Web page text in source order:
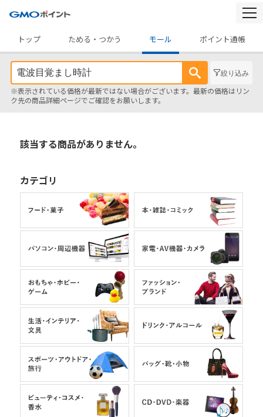
トップ
ためる・つかう モール ポイント通帳
絞り込み
※表示されている価格が最新ではない場合がございます。最新の価格はリン
ク先の商品詳細ページでご確認をお願いします。
該当する商品がありません。
カテゴリ